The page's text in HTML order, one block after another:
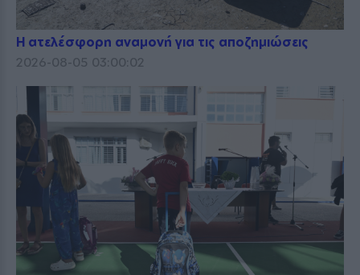
Η ατελέσφορη αναμονή για τις αποζημιώσεις
2026-08-05 03:00:02